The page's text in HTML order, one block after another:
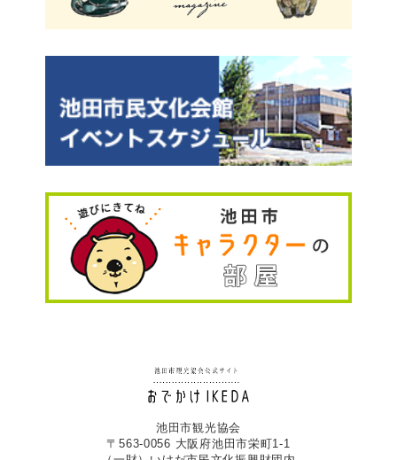
池田市観光協会
〒563-0056 大阪府池田市栄町1-1